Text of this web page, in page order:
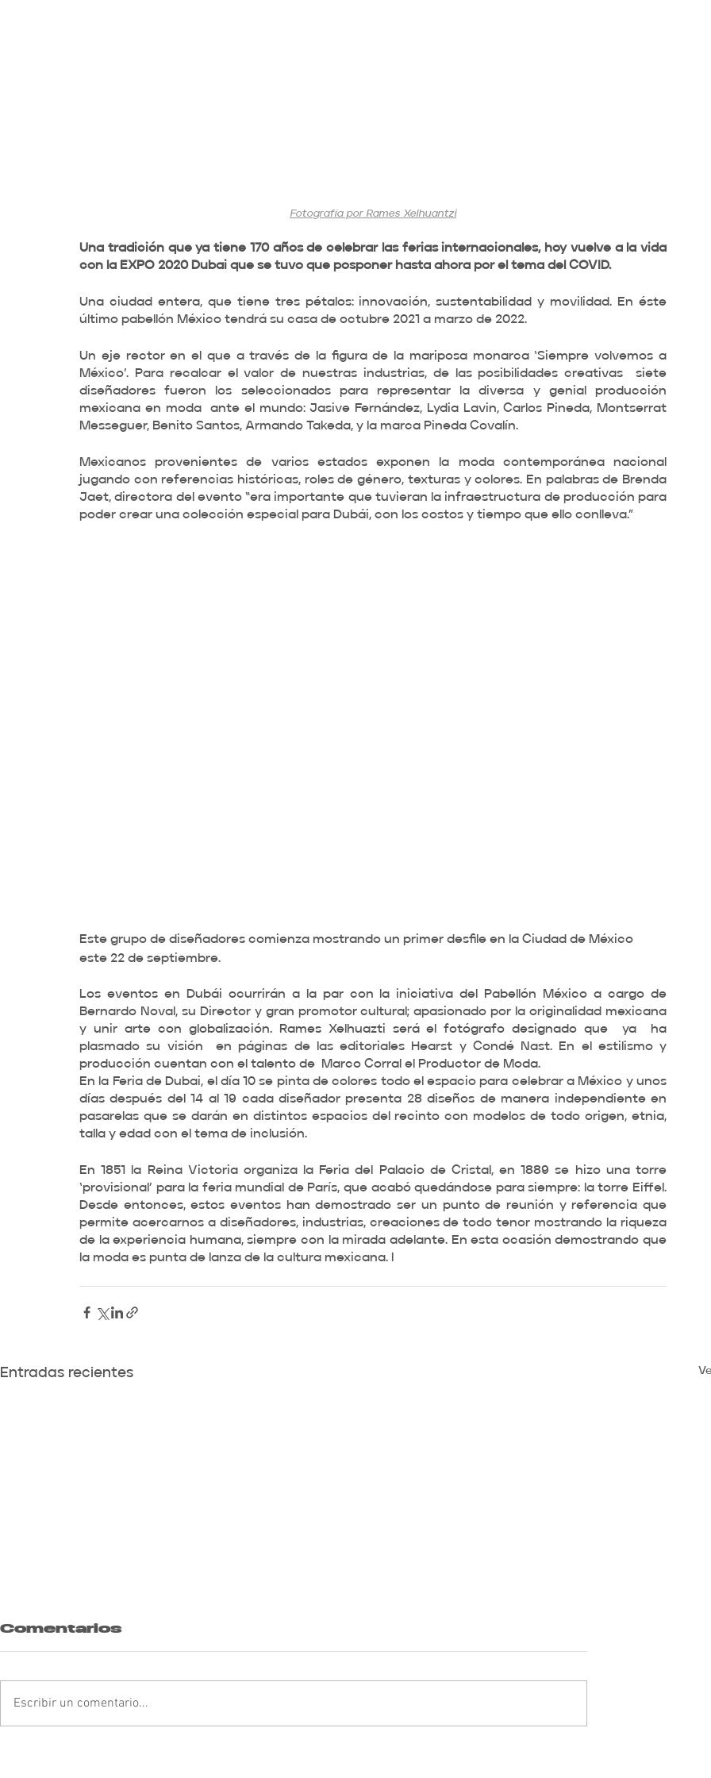
Fotografía por Rames Xelhuantzi
Una tradición que ya tiene 170 años de celebrar las ferias internacionales, hoy vuelve a la vida
con la EXPO 2020 Dubai que se tuvo que posponer hasta ahora por el tema del COVID.
Una ciudad entera, que tiene tres pétalos: innovación, sustentabilidad y movilidad. En éste
último pabellón México tendrá su casa de octubre 2021 a marzo de 2022.
Un eje rector en el que a través de la figura de la mariposa monarca ‘Siempre volvemos a
México’. Para recalcar el valor de nuestras industrias, de las posibilidades creativas  siete
diseñadores fueron los seleccionados para representar la diversa y genial producción
mexicana en moda  ante el mundo: Jasive Fernández, Lydia Lavin, Carlos Pineda, Montserrat
Messeguer, Benito Santos, Armando Takeda, y la marca Pineda Covalín.
Mexicanos provenientes de varios estados exponen la moda contemporánea nacional
jugando con referencias históricas, roles de género, texturas y colores. En palabras de Brenda
Jaet, directora del evento “era importante que tuvieran la infraestructura de producción para
poder crear una colección especial para Dubái, con los costos y tiempo que ello conlleva.”
Este grupo de diseñadores comienza mostrando un primer desfile en la Ciudad de México
este 22 de septiembre.
Los eventos en Dubái ocurrirán a la par con la iniciativa del Pabellón México a cargo de
Bernardo Noval, su Director y gran promotor cultural; apasionado por la originalidad mexicana
y unir arte con globalización. Rames Xelhuazti será el fotógrafo designado que  ya  ha
plasmado su visión  en páginas de las editoriales Hearst y Condé Nast. En el estilismo y
producción cuentan con el talento de  Marco Corral el Productor de Moda.
En la Feria de Dubai, el día 10 se pinta de colores todo el espacio para celebrar a México y unos
días después del 14 al 19 cada diseñador presenta 28 diseños de manera independiente en
pasarelas que se darán en distintos espacios del recinto con modelos de todo origen, etnia,
talla y edad con el tema de inclusión.
En 1851 la Reina Victoria organiza la Feria del Palacio de Cristal, en 1889 se hizo una torre
‘provisional’ para la feria mundial de París, que acabó quedándose para siempre: la torre Eiffel.
Desde entonces, estos eventos han demostrado ser un punto de reunión y referencia que
permite acercarnos a diseñadores, industrias, creaciones de todo tenor mostrando la riqueza
de la experiencia humana, siempre con la mirada adelante. En esta ocasión demostrando que
la moda es punta de lanza de la cultura mexicana. l
Entradas recientes
Comentarios
Escribir un comentario...